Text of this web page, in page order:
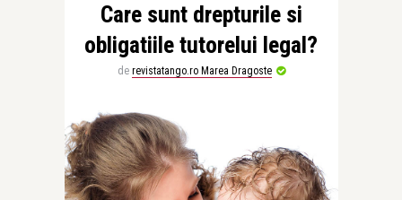
Care sunt drepturile si
obligatiile tutorelui legal?
de revistatango.ro Marea Dragoste